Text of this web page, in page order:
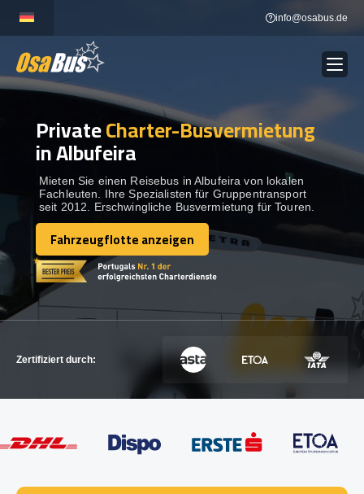
content
info@osabus.de
BUSVERMIETUNG Show dropdown
REISEZIELE Show dropdown
FLOTTE
KONTAKTIEREN SIE UNS
KONTAKTIEREN SIE UNS
PrivateCharter-Busvermietung
in Albufeira
Mieten Sie einen Reisebus in Albufeira von lokalen
Fachleuten. Ihre Spezialisten für Gruppentransport
seit 2012. Erschwingliche Busvermietung für Touren.
Fahrzeugflotte anzeigen
Fahrzeugflotte anzeigen
Zertifiziert durch: